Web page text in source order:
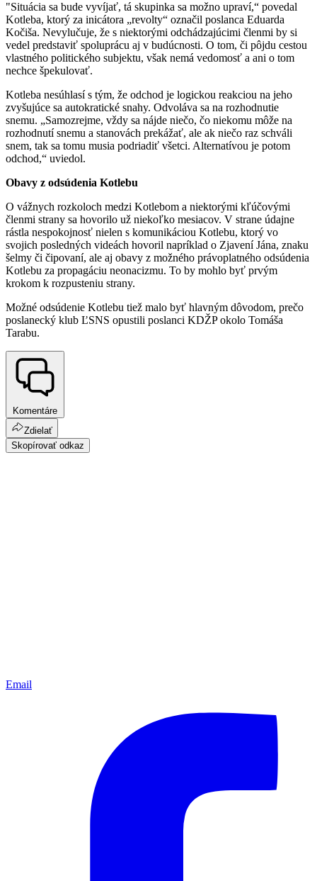
"Situácia sa bude vyvíjať, tá skupinka sa možno upraví,“ povedal
Kotleba, ktorý za inicátora „revolty“ označil poslanca Eduarda
Kočiša. Nevylučuje, že s niektorými odchádzajúcimi členmi by si
vedel predstaviť spoluprácu aj v budúcnosti. O tom, či pôjdu cestou
vlastného politického subjektu, však nemá vedomosť a ani o tom
nechce špekulovať.
Kotleba nesúhlasí s tým, že odchod je logickou reakciou na jeho
zvyšujúce sa autokratické snahy. Odvoláva sa na rozhodnutie
snemu. „Samozrejme, vždy sa nájde niečo, čo niekomu môže na
rozhodnutí snemu a stanovách prekážať, ale ak niečo raz schváli
snem, tak sa tomu musia podriadiť všetci. Alternatívou je potom
odchod,“ uviedol.
Obavy z odsúdenia Kotlebu
O vážnych rozkoloch medzi Kotlebom a niektorými kľúčovými
členmi strany sa hovorilo už niekoľko mesiacov. V strane údajne
rástla nespokojnosť nielen s komunikáciou Kotlebu, ktorý vo
svojich posledných videách hovoril napríklad o Zjavení Jána, znaku
šelmy či čipovaní, ale aj obavy z možného právoplatného odsúdenia
Kotlebu za propagáciu neonacizmu. To by mohlo byť prvým
krokom k rozpusteniu strany.
Možné odsúdenie Kotlebu tiež malo byť hlavným dôvodom, prečo
poslanecký klub ĽSNS opustili poslanci KDŽP okolo Tomáša
Tarabu.
Komentáre
Zdielať
Skopírovať odkaz
Email